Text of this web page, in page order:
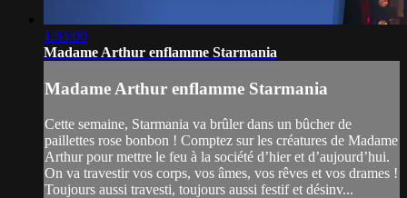
1:03:00
Madame Arthur enflamme Starmania
Madame Arthur enflamme Starmania
Cette semaine, Starmania va brûler dans un bûcher de
paillettes rose bonbon ! Comptez sur les créatures de Madame
Arthur pour mettre le feu à la société d’hier et d’aujourd’hui.
On va travestir vos corps, vos âmes, vos rêves et vos drames !
Toujours aussi travesti, toujours aussi festif et désinv...